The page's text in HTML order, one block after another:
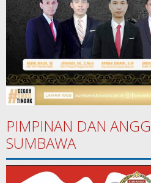
PIMPINAN DAN
SUMBAWA